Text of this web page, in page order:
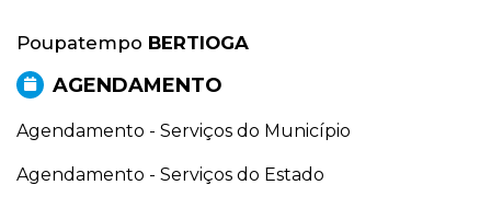
Poupatempo BERTIOGA
AGENDAMENTO
Agendamento - Serviços do Município
Agendamento - Serviços do Estado